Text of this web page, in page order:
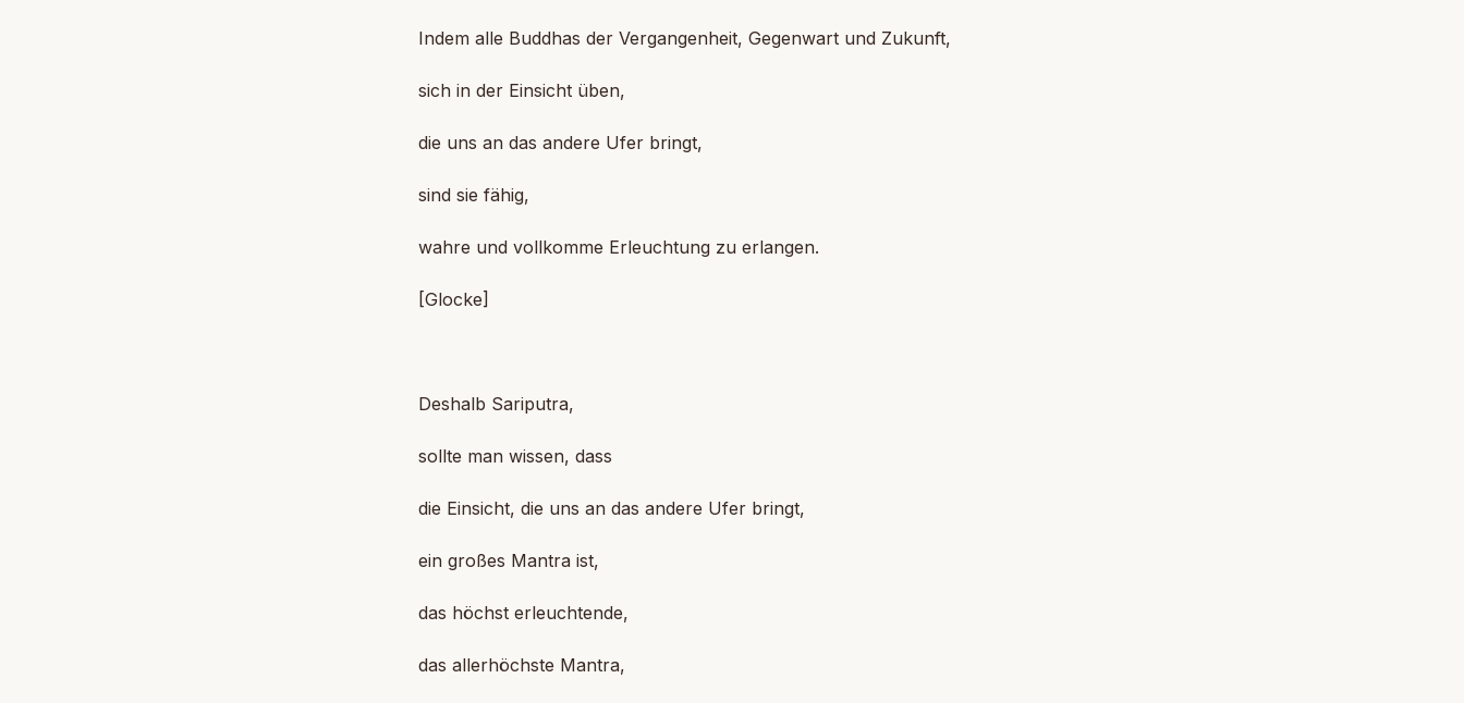
Indem alle Buddhas der Vergangenheit, Gegenwart und Zukunft,
sich in der Einsicht üben,
die uns an das andere Ufer bringt,
sind sie fähig,
wahre und vollkomme Erleuchtung zu erlangen.
[Glocke]
Deshalb Sariputra,
sollte man wissen, dass
die Einsicht, die uns an das andere Ufer bringt,
ein großes Mantra ist,
das höchst erleuchtende,
das allerhöchste Mantra,